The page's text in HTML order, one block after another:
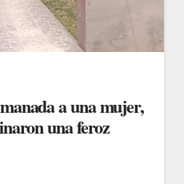
a una mujer,
una feroz